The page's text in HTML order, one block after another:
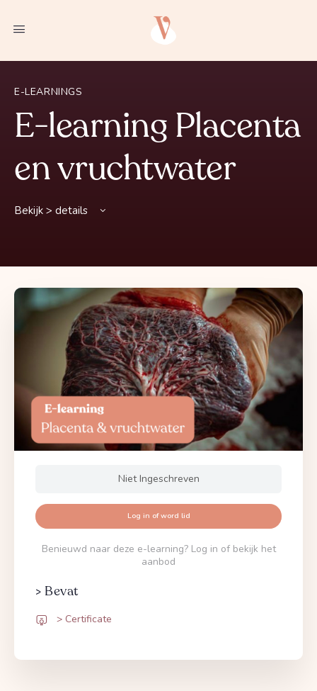
E-LEARNINGS
E-learning Placenta
en vruchtwater
Bekijk > details
Niet Ingeschreven
Log in of word lid
Benieuwd naar deze e-learning? Log in of bekijk het
aanbod
> Bevat
> Certificate